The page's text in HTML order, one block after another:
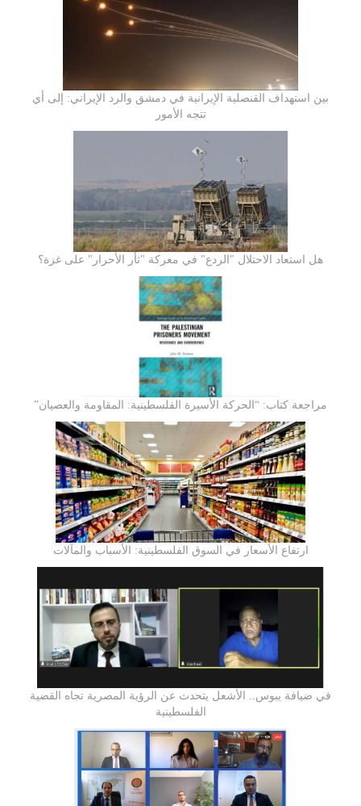
بين استهداف القنصلية الإيرانية في دمشق والرد الإيراني: إلى أي
تتجه الأمور
هل استعاد الاحتلال "الردع" في معركة "ثأر الأحرار" على غزة؟
مراجعة كتاب: “الحركة الأسيرة الفلسطينية: المقاومة والعصيان”
ارتفاع الأسعار في السوق الفلسطينية: الأسباب والمآلات
في ضيافة يبوس.. الأشعل يتحدث عن الرؤية المصرية تجاه القضية
الفلسطينية